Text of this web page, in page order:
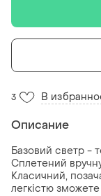
3 В
Описание
Базовий светр -
Сплетений
Класичний,
легкістю